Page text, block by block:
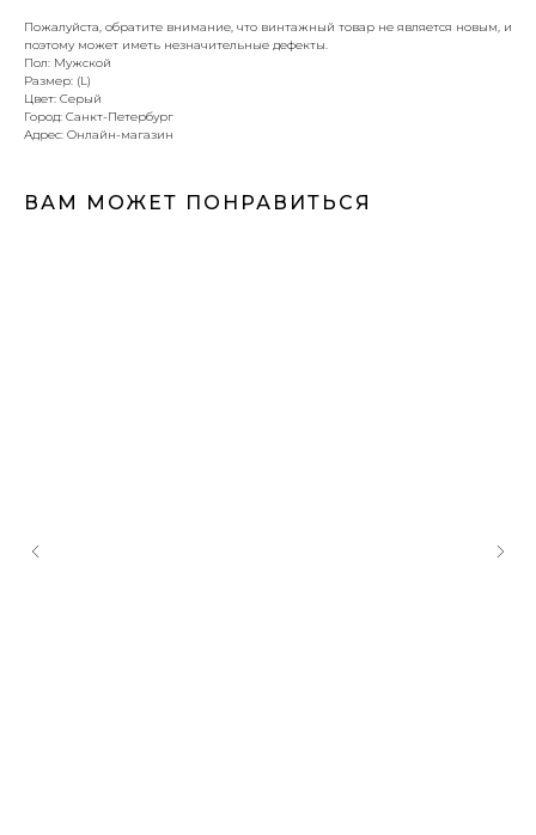
Пожалуйста, обратите внимание, что винтажный товар не является новым, и
поэтому может иметь незначительные дефекты.
Пол: Мужской
Размер: (L)
Цвет: Серый
Город: Санкт-Петербург
Адрес: Онлайн-магазин
ВАМ МОЖЕТ ПОНРАВИТЬСЯ